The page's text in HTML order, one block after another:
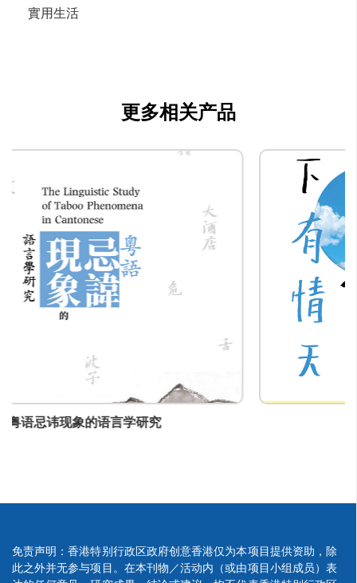
實用生活
更多相关产品
免责声明：香港特别行政区政府创意香港仅为本项目提供资助，除
此之外并无参与项目。在本刊物／活动内（或由项目小组成员）表